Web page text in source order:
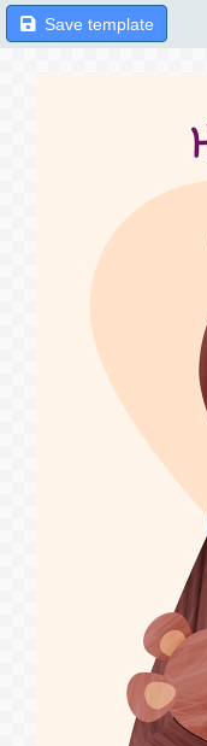
Save template